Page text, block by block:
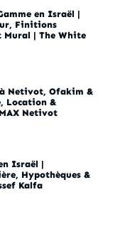
en Israël |
Finitions
| The White
Netivot, Ofakim &
Location &
Netivot
Israël |
Hypothèques &
Kalfa